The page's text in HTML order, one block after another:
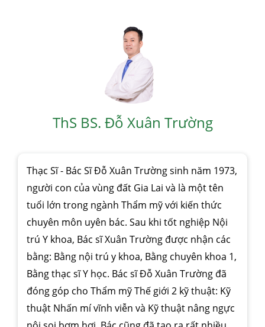
ThS BS. Đỗ Xuân Trường
Thạc Sĩ - Bác Sĩ Đỗ Xuân Trường sinh năm 1973,
người con của vùng đất Gia Lai và là một tên
tuổi lớn trong ngành Thẩm mỹ với kiến thức
chuyên môn uyên bác. Sau khi tốt nghiệp Nội
trú Y khoa, Bác sĩ Xuân Trường được nhận các
bằng: Bằng nội trú y khoa, Bằng chuyên khoa 1,
Bằng thạc sĩ Y học. Bác sĩ Đỗ Xuân Trường đã
đóng góp cho Thẩm mỹ Thế giới 2 kỹ thuật: Kỹ
thuật Nhấn mí vĩnh viễn và Kỹ thuật nâng ngực